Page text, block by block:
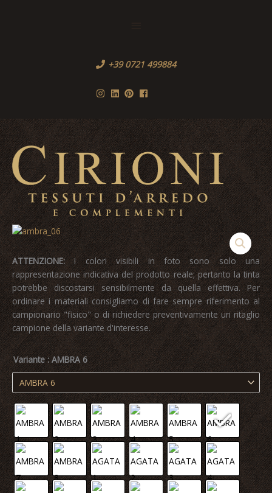
+39 0721 499884
ATTENZIONE:I colori visibili in foto sono solo una
rappresentazione indicativa del prodotto reale; pertanto la tinta
potrebbe discostarsi sensibilmente da quella effettiva. Per
ordinare i materiali consigliamo di fare sempre riferimento al
campionario "fisico" o di richiedere preventivamente un ritaglio
campione della variante d'interesse.
Variante : AMBRA 6